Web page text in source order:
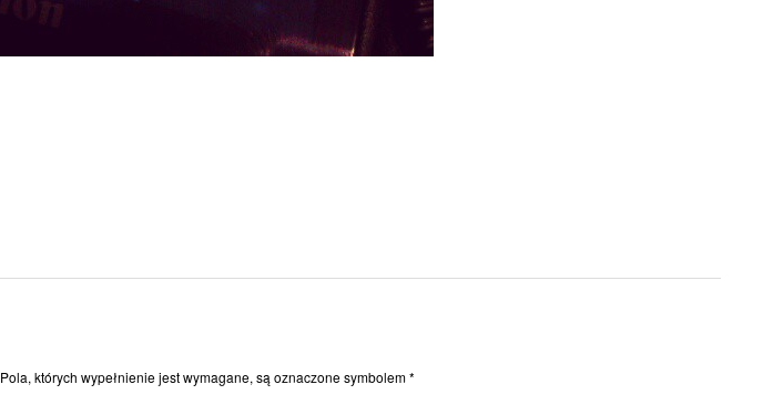
Pola, których wypełnienie jest wymagane, są oznaczone symbolem*